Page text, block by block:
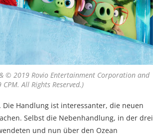
© 2019 Rovio Entertainment Corporation and
All Rights Reserved.)
Die Handlung ist interessanter, die neuen
Selbst die Nebenhandlung, in der drei
und nun über den Ozean